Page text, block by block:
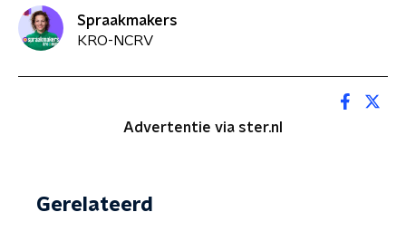
Spraakmakers
KRO-NCRV
Advertentie via ster.nl
Gerelateerd